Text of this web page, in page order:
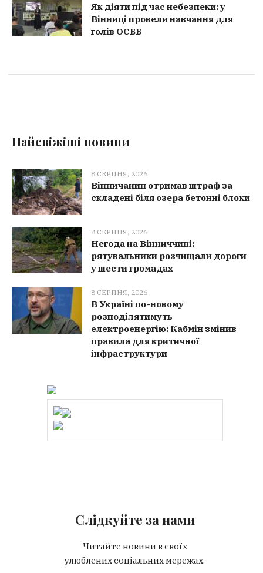
Як діяти під час небезпеки: у
Вінниці провели навчання для
голів ОСББ
Найсвіжіші новини
8 СЕРПНЯ, 2026
Вінничанин отримав штраф за
складені біля озера бетонні блоки
8 СЕРПНЯ, 2026
Негода на Вінниччині:
рятувальники розчищали дороги
у шести громадах
8 СЕРПНЯ, 2026
В Україні по-новому
розподілятимуть
електроенергію: Кабмін змінив
правила для критичної
інфраструктури
Слідкуйте за нами
Читайте новини в своїх
улюблених соціальних мережах.